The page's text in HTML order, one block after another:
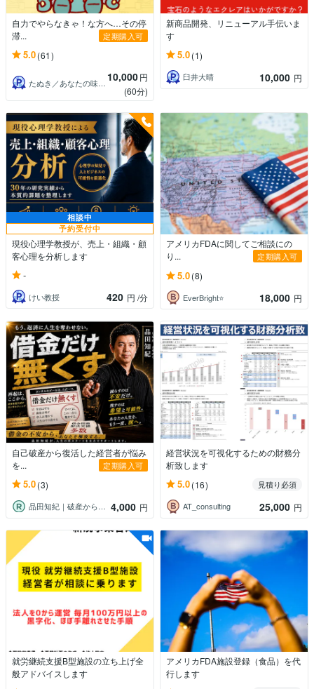
自力でやらなきゃ！な方へ…その停
滞...
定期購入可
5.0(61)
たぬき／あなたの味方につきます 10,000円
(60分)
新商品開発、リニューアル手伝いま
す
5.0(1)
臼井大晴 10,000 円
相談中
予約受付中
現役心理学教授が、売上・組織・顧
客心理を分析します
-
けい教授 420 円 /分
アメリカFDAに関してご相談にの
り...
定期購入可
5.0(8)
EverBright⭐️ 18,000 円
自己破産から復活した経営者が悩み
を...
定期購入可
5.0(3)
品田知紀｜破産から再起したコンサルタント 4,000 円
経営状況を可視化するための財務分
析致します
5.0(16)
見積り必須
AT_consulting
25,000 円
就労継続支援B型施設の立ち上げ全
般アドバイスします
アメリカFDA施設登録（食品）を代
行します